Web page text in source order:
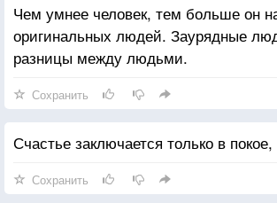
Чем умнее человек, тем больше он
оригинальных людей. Заурядные
разницы между людьми.
Сохранить
Счастье заключается только в
Сохранить